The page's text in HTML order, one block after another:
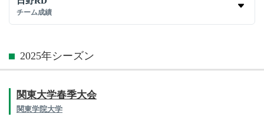
チーム成績
2025年シーズン
関東大学春季大会
関東学院大学